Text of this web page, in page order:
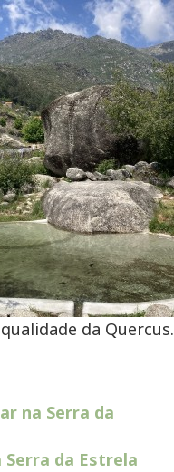
da Quercus.
na Serra da
da Estrela